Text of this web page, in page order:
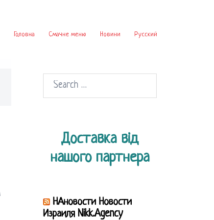
Головна Смачне меню Новини Русский
Search
for:
Доставка від
нашого партнера
НАновости Новости
Израиля Nikk.Agency